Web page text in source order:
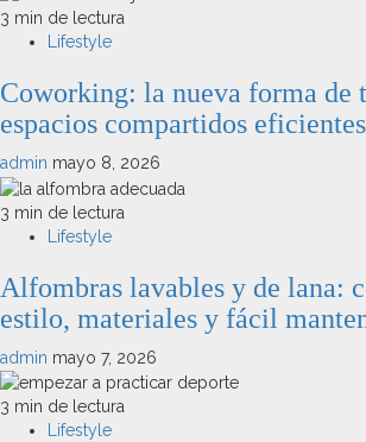
3 min de lectura
Lifestyle
Coworking: la nueva forma de
espacios compartidos
admin mayo 8, 2026
3 min de lectura
Lifestyle
Alfombras lavables y de lana:
estilo, materiales y fácil
admin mayo 7, 2026
3 min de lectura
Lifestyle